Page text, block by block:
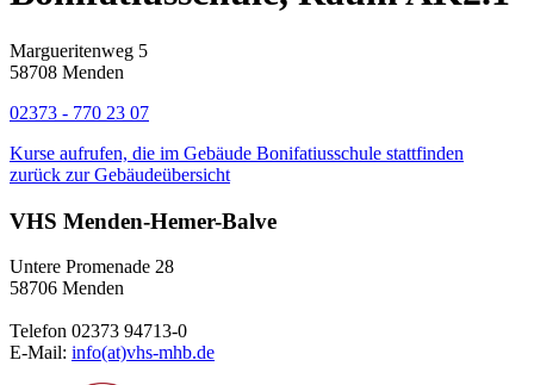
Margueritenweg 5
58708 Menden
02373 - 770 23 07
Kurse aufrufen, die im Gebäude Bonifatiusschule stattfinden
zurück zur Gebäudeübersicht
VHS Menden-Hemer-Balve
Untere Promenade 28
58706 Menden
Telefon 02373 94713-0
E-Mail: info(at)vhs-mhb.de